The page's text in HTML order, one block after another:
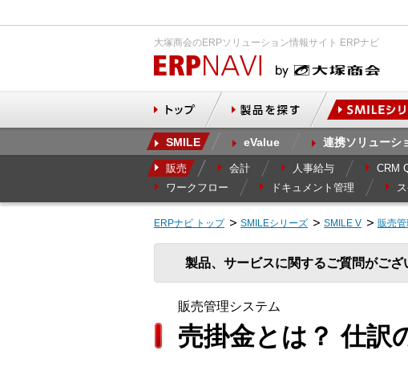
大塚商会のERPソリューション情報サイト ERPナビ
SMILE eValue 連携ソリューシ
販売 会計 人事給与 CRM
ワークフロー
ドキュメント管理
ERPナビ トップ SMILEシリーズ SMILE V 販売
製品、サービスに関するご質問がござ
販売管理システム
売掛金とは？ 仕訳